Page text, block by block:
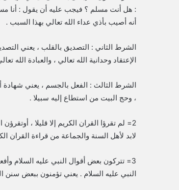
: هل أنت مسلم ؟ فيجب عليه أن يقول : أنا
أنه أصيب بأذي عداء الله تعالي بهذا السبب .
الشرط الثاني : التصديق بالقلب ، يعني
الإعتقاد وحدانية الله تعالي ، والعبادة الله
الشرط الثالث : الفعل بالجسم ، يعني شهادة
، وحج البيت من استطاع إليه سبيلا .
2= لم تقرؤا القران الكريم إلا قليلا ،
لابد لأهل السنة والجماعة من قراءة القران
3= تتركون بعض أقوال النبي عليه السلام
النبي عليه السلام . يعني تؤمنون ببعض سنن